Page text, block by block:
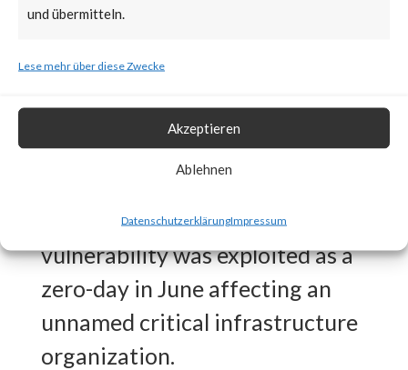
und übermitteln.
Lese mehr über diese Zwecke
Akzeptieren
Ablehnen
DatenschutzerklärungImpressum
that CVE-2023-3519 was
Known Exploited Vulnerabilities
Catalog on July 19th, 2023.
July 20th stating that the
vulnerability was exploited as a
zero-day in June affecting an
unnamed critical infrastructure
organization.